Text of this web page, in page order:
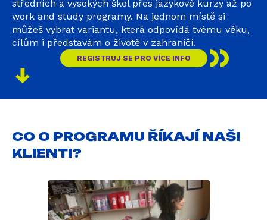
středních a vysokých škol přes jazykové kurzy až po
work and study programy. Na jednom místě si
můžeš vybrat variantu, která odpovídá tvému věku,
cílům i představám o životě v zahraničí.
REGISTRUJ SE PRO VÍCE INFO
CO O PROGRAMU ŘÍKAJÍ NAŠI
KLIENTI?